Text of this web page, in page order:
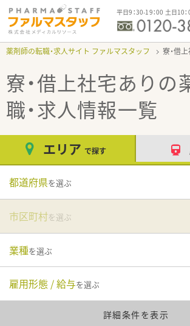
平日9：30-19：00 土日10
薬剤師の転職・求人サイト ファルマスタッフ 寮・借
寮・借上社宅あり の
職・求人情報一覧
エリア で探す
都道府県を選ぶ
市区町村を選ぶ
業種を選ぶ
雇用形態 / 給与を選ぶ
詳細条件を表示